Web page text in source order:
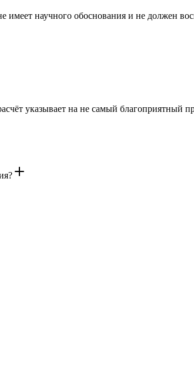
научного обоснования и не должен
указывает на не самый благоприятный